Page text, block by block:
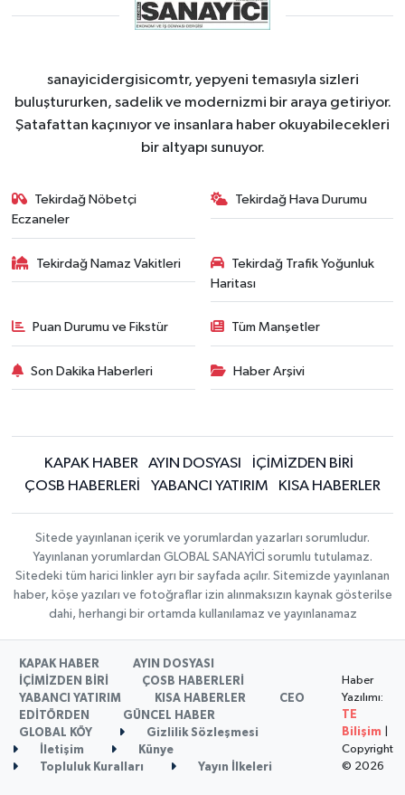
sanayicidergisicomtr, yepyeni temasıyla sizleri
buluştururken, sadelik ve modernizmi bir araya getiriyor.
Şatafattan kaçınıyor ve insanlara haber okuyabilecekleri
bir altyapı sunuyor.
Tekirdağ Nöbetçi
Eczaneler
Tekirdağ Hava Durumu
Tekirdağ Namaz Vakitleri
Tekirdağ Trafik Yoğunluk
Haritası
Puan Durumu ve Fikstür Tüm Manşetler
Son Dakika Haberleri Haber Arşivi
KAPAK HABER AYIN DOSYASI
İÇİMİZDEN BİRİ
ÇOSB HABERLERİ
YABANCI YATIRIM KISA HABERLER
Sitede yayınlanan içerik ve yorumlardan yazarları sorumludur.
Yayınlanan yorumlardan GLOBAL SANAYİCİ sorumlu tutulamaz.
Sitedeki tüm harici linkler ayrı bir sayfada açılır. Sitemizde yayınlanan
haber, köşe yazıları ve fotoğraflar izin alınmaksızın kaynak gösterilse
dahi, herhangi bir ortamda kullanılamaz ve yayınlanamaz
KAPAK HABER
AYIN DOSYASI
İÇİMİZDEN BİRİ
ÇOSB HABERLERİ
YABANCI YATIRIM
KISA HABERLER
CEO
EDİTÖRDEN
GÜNCEL HABER
GLOBAL KÖY
Gizlilik Sözleşmesi
İletişim
Künye
Topluluk Kuralları
Yayın İlkeleri
Haber
Yazılımı:
TE
Bilişim
Copyright
© 2026